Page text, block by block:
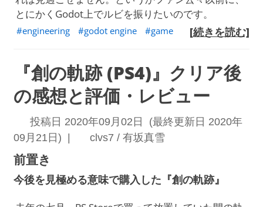
とにかくGodot上でルビを振りたいのです。
[続きを読む]
engineering godot engine game
『創の軌跡 (PS4)』クリア後
の感想と評価・レビュー
投稿日 2020年09月02日 (最終更新日 2020年
09月21日) |
clvs7 / 有坂真雪
前置き
今後を見極める意味で購入した『創の軌跡』